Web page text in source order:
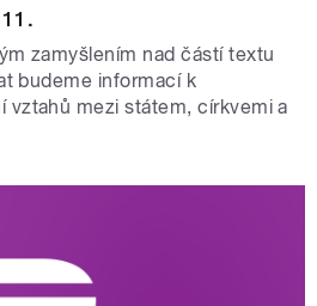
zamyšlením nad částí textu
budeme informací k
vztahů mezi státem, církvemi a